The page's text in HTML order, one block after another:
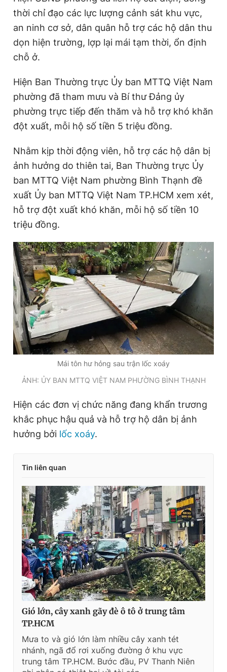
thời chỉ đạo các lực lượng cảnh sát khu vực,
an ninh cơ sở, dân quân hỗ trợ các hộ dân thu
dọn hiện trường, lợp lại mái tạm thời, ổn định
chỗ ở.
Hiện Ban Thường trực Ủy ban MTTQ Việt Nam
phường đã tham mưu và Bí thư Đảng ủy
phường trực tiếp đến thăm và hỗ trợ khó khăn
đột xuất, mỗi hộ số tiền 5 triệu đồng.
Nhằm kịp thời động viên, hỗ trợ các hộ dân bị
ảnh hưởng do thiên tai, Ban Thường trực Ủy
ban MTTQ Việt Nam phường Bình Thạnh đề
xuất Ủy ban MTTQ Việt Nam TP.HCM xem xét,
hỗ trợ đột xuất khó khăn, mỗi hộ số tiền 10
triệu đồng.
Mái tôn hư hỏng sau trận lốc xoáy
ẢNH: ỦY BAN MTTQ VIỆT NAM PHƯỜNG BÌNH THẠNH
Hiện các đơn vị chức năng đang khẩn trương
khắc phục hậu quả và hỗ trợ hộ dân bị ảnh
hưởng bởi lốc xoáy.
Tin liên quan
Gió lớn, cây xanh gãy đè ô tô ở trung tâm
TP.HCM
Mưa to và gió lớn làm nhiều cây xanh tét
nhánh, ngã đổ rơi xuống đường ở khu vực
trung tâm TP.HCM. Bước đầu, PV Thanh Niên